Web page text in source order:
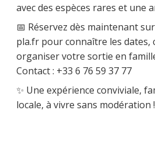
avec des espèces rares et une
📅 Réservez dès maintenant
pla.fr pour connaître les dates,
organiser votre sortie en
Contact : +33 6 76 59 37 77
✨ Une expérience conviviale,
locale, à vivre sans modération !